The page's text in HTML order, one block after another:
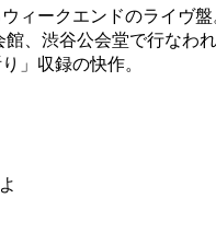
ィークエンドのライヴ盤
、渋谷公会堂で行なわ
」収録の快作。